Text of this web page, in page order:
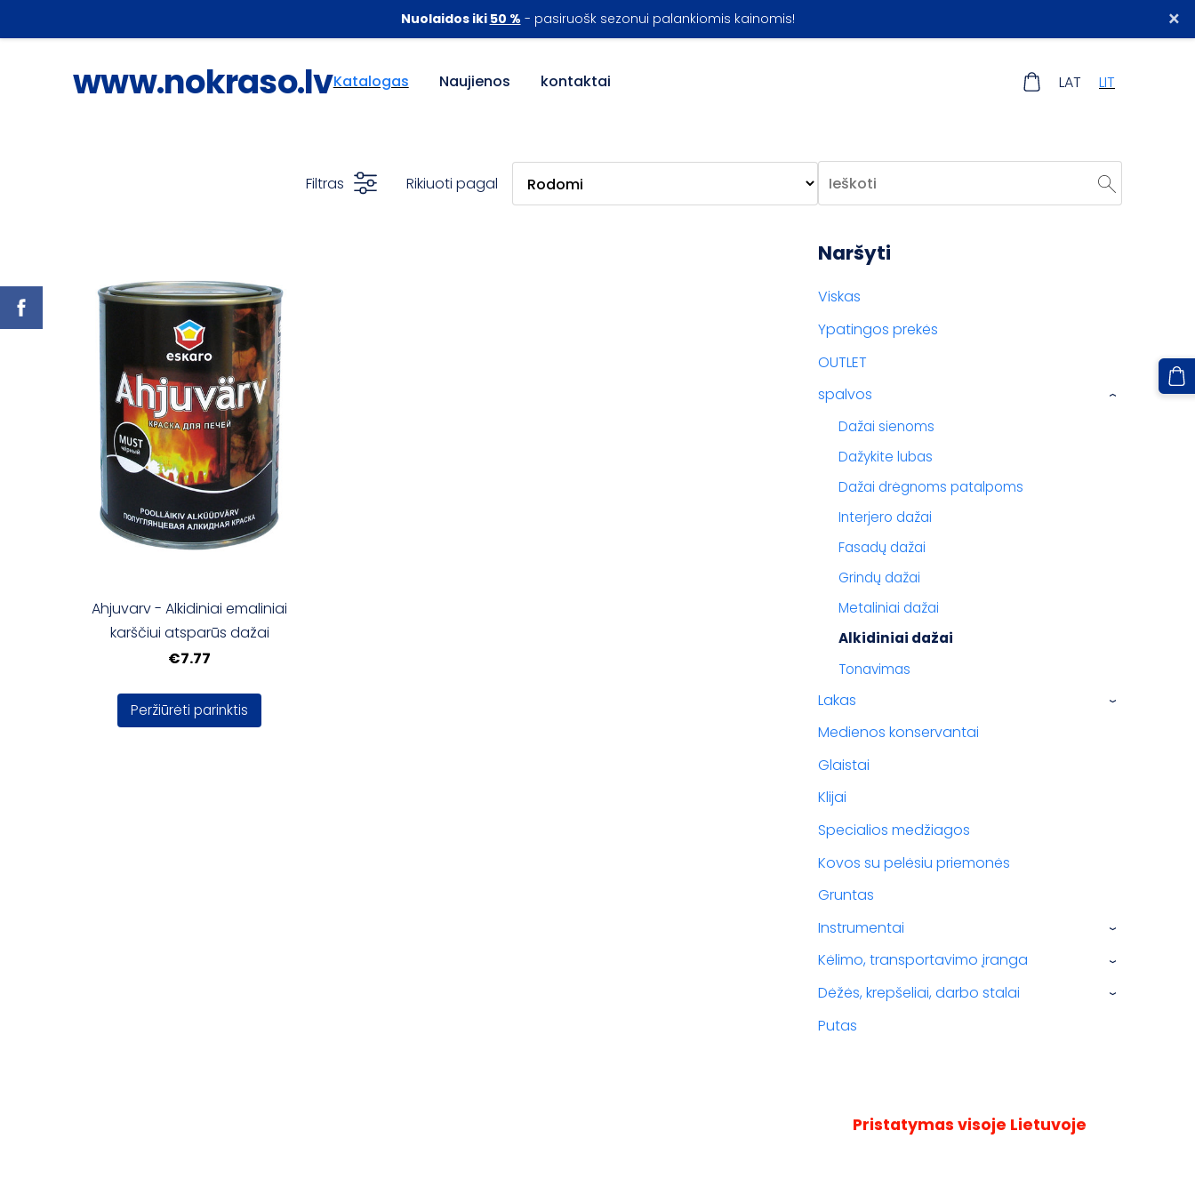
Nuolaidos iki 50 % - pasiruošk sezonui palankiomis kainomis! ×
www.nokraso.lvKatalogas Naujienos kontaktai LAT LIT
Naršyti
Viskas
Ypatingos prekės
OUTLET
spalvos
Dažai sienoms
Dažykite lubas
Dažai drėgnoms patalpoms
Interjero dažai
Fasadų dažai
Grindų dažai
Metaliniai dažai
Alkidiniai dažai
Tonavimas
›
Lakas ›
Medienos konservantai
Glaistai
Klijai
Specialios medžiagos
Kovos su pelėsiu priemonės
Gruntas
Instrumentai
›
Kėlimo, transportavimo įranga ›
Dėžės, krepšeliai, darbo stalai ›
Putas
Pristatymas visoje Lietuvoje
Filtras Rikiuoti pagal
Ahjuvarv - Alkidiniai emaliniai
karščiui atsparūs dažai
€7.77
Peržiūrėti parinktis